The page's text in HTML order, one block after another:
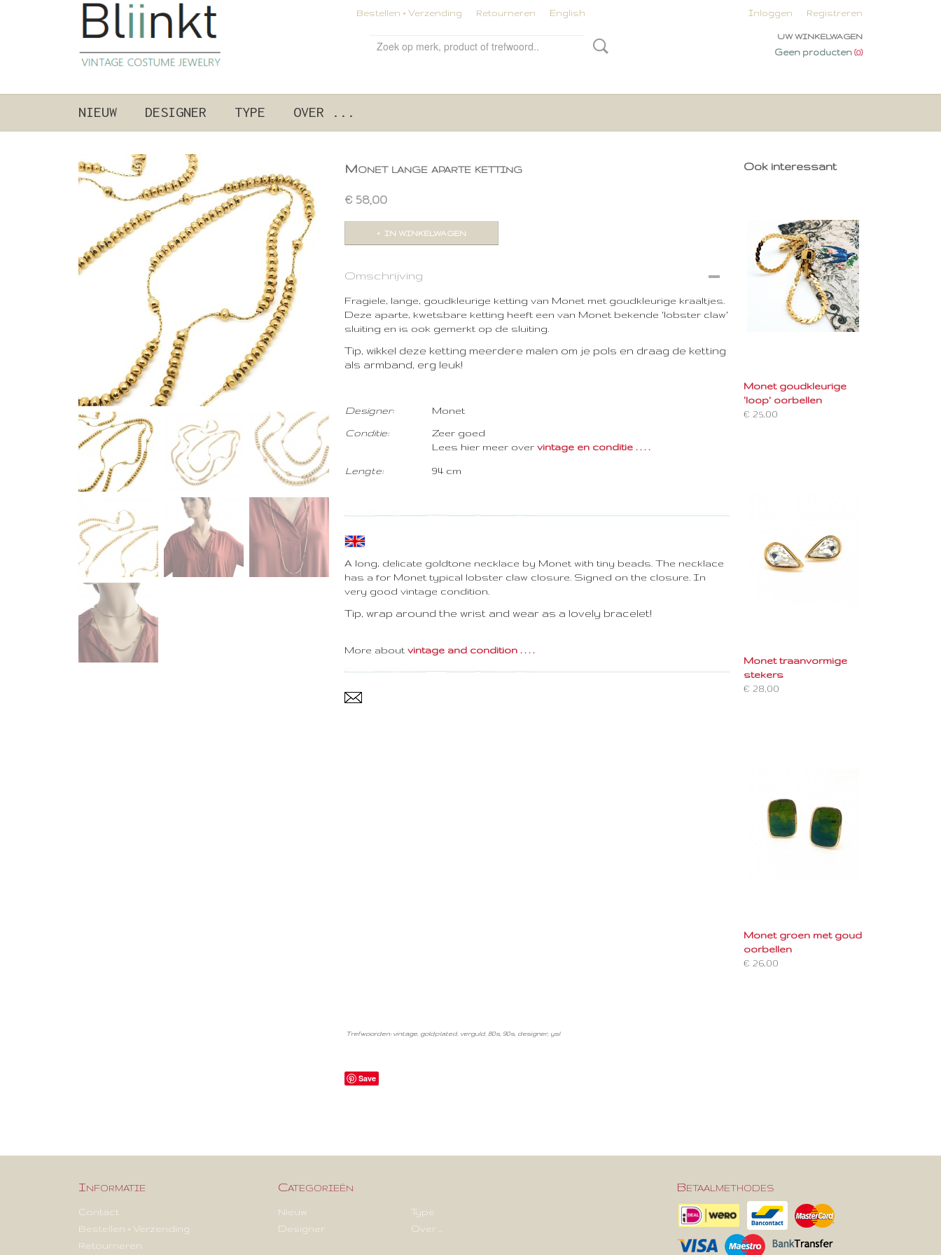
Bestellen + Verzending Retourneren English Inloggen Registreren
UW WINKELWAGEN
Geen producten (0)
NIEUW DESIGNER TYPE OVER ...
Monet lange aparte ketting
€ 58,00
IN WINKELWAGEN
Omschrijving
Fragiele, lange, goudkleurige ketting van Monet met goudkleurige kraaltjes.
Deze aparte, kwetsbare ketting heeft een van Monet bekende 'lobster claw'
sluiting en is ook gemerkt op de sluiting.
Tip, wikkel deze ketting meerdere malen om je pols en draag de ketting
als armband, erg leuk!
Designer:
Conditie:
Monet
Zeer goed
Lees hier meer over vintage en conditie . . . .
Lengte: 94 cm
A long, delicate goldtone necklace by Monet with tiny beads. The necklace
has a for Monet typical lobster claw closure. Signed on the closure. In
very good vintage condition.
Tip, wrap around the wrist and wear as a lovely bracelet!
More about vintage and condition . . . .
Trefwoorden: vintage, goldplated, verguld, 80s, 90s, designer, ysl
Save
Ook interessant
Monet goudkleurige
'loop' oorbellen
€ 25,00
Monet traanvormige
stekers
€ 28,00
Monet groen met goud
oorbellen
€ 26,00
Informatie
Contact
Bestellen + Verzending
Retourneren
Categorieën
Nieuw
Designer
Type
Over ...
Betaalmethodes